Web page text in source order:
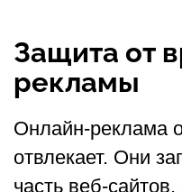
Защита от
рекламы
Онлайн-реклама
отвлекает. Они
часть веб-